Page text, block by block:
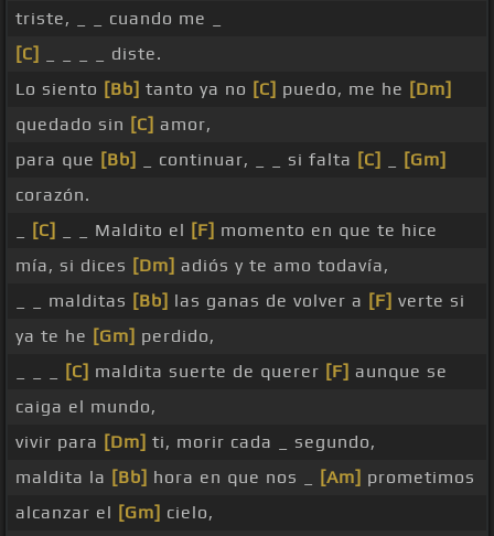
triste, _ _ cuando me _
[C]
_ _ _ _ diste.
Lo siento [Bb] tanto ya no [C] puedo, me he [Dm]
quedado sin [C] amor,
para que [Bb] _ continuar, _ _ si falta [C]
[Gm]
corazón.
[C] _ _ Maldito el [F] momento en que te hice
mía, si dices [Dm] adiós y te amo todavía,
_ _ malditas [Bb] las ganas de volver a [F] verte si
ya te he [Gm] perdido,
[C] maldita suerte de querer [F] aunque se
caiga el mundo,
vivir para [Dm] ti, morir cada _ segundo,
maldita la [Bb] hora en que nos _ [Am] prometimos
alcanzar el [Gm] cielo,